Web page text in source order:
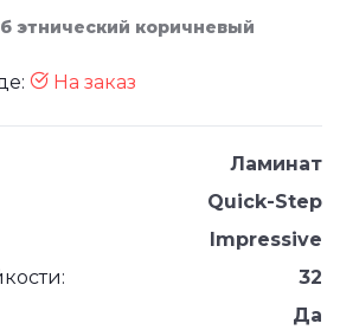
этнический коричневый
На заказ
Ламинат
Quick-Step
Impressive
32
Да